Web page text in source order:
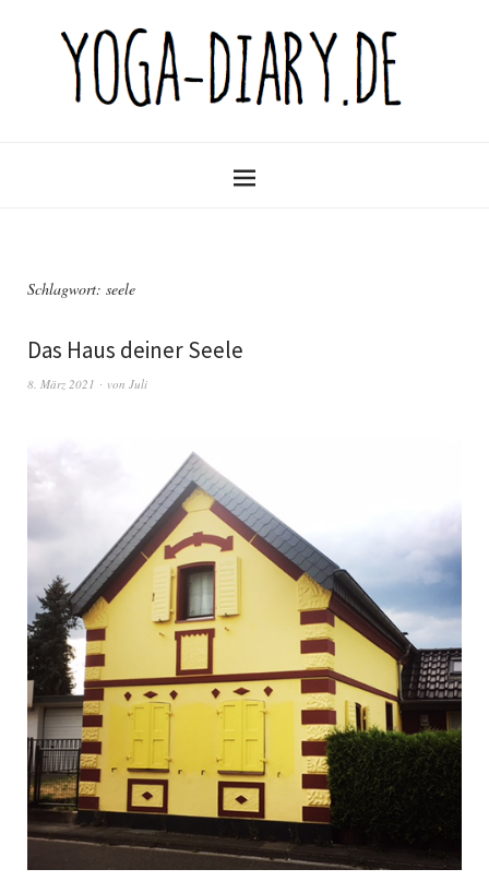
Schlagwort: seele
Das Haus deiner Seele
8. März 2021 von Juli